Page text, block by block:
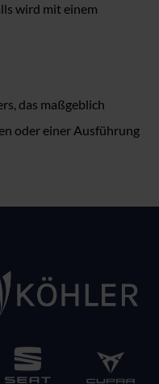
wird mit einem
das maßgeblich
oder einer Ausführung